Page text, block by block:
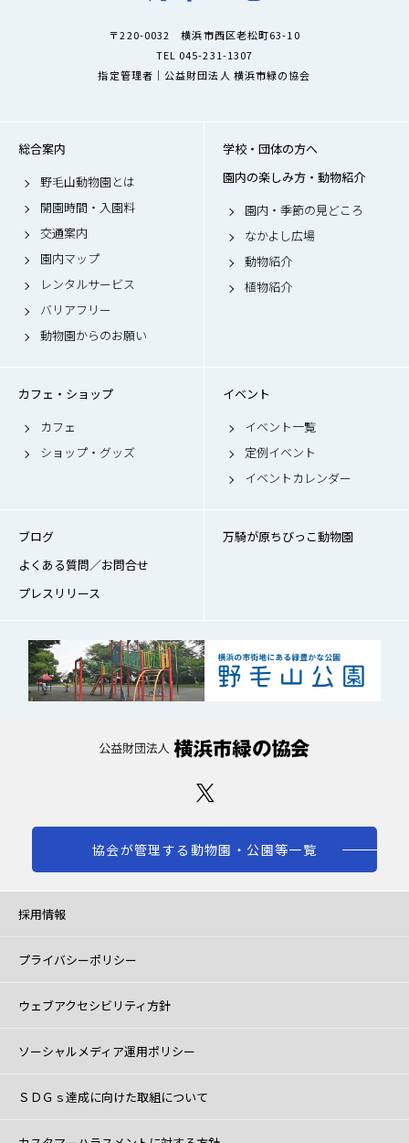
〒220-0032 横浜市西区老松町63-10
TEL 045-231-1307
指定管理者｜公益財団法人 横浜市緑の協会
総合案内
野毛山動物園とは
開園時間・入園料
交通案内
園内マップ
レンタルサービス
バリアフリー
動物園からのお願い
学校・団体の方へ
園内の楽しみ方・動物紹介
園内・季節の見どころ
なかよし広場
動物紹介
植物紹介
カフェ・ショップ
カフェ
ショップ・グッズ
イベント
イベント一覧
定例イベント
イベントカレンダー
ブログ
よくある質問／お問合せ
プレスリリース
万騎が原ちびっこ動物園
協会が管理する動物園・公園等一覧
採用情報
プライバシーポリシー
ウェブアクセシビリティ方針
ソーシャルメディア運用ポリシー
ＳＤＧｓ達成に向けた取組について